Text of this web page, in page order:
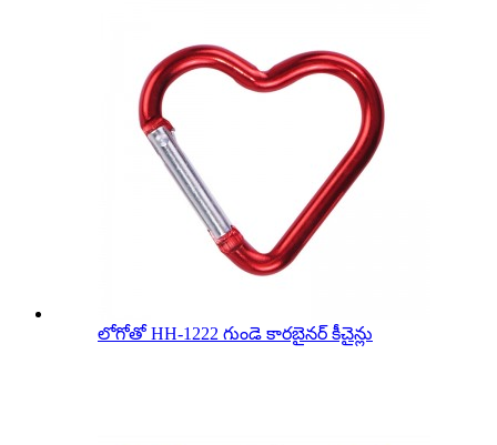
లోగోతో HH-1222 గుండె కారబైనర్ కీచైన్లు